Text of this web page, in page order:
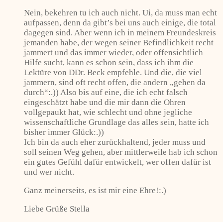
Nein, bekehren tu ich auch nicht. Ui, da muss man echt
aufpassen, denn da gibt’s bei uns auch einige, die total
dagegen sind. Aber wenn ich in meinem Freundeskreis
jemanden habe, der wegen seiner Befindlichkeit recht
jammert und das immer wieder, oder offensichtlich
Hilfe sucht, kann es schon sein, dass ich ihm die
Lektüre von DDr. Beck empfehle. Und die, die viel
jammern, sind oft recht offen, die andern „gehen da
durch“:.)) Also bis auf eine, die ich echt falsch
eingeschätzt habe und die mir dann die Ohren
vollgepaukt hat, wie schlecht und ohne jegliche
wissenschaftliche Grundlage das alles sein, hatte ich
bisher immer Glück:.))
Ich bin da auch eher zurückhaltend, jeder muss und
soll seinen Weg gehen, aber mittlerweile hab ich schon
ein gutes Gefühl dafür entwickelt, wer offen dafür ist
und wer nicht.
Ganz meinerseits, es ist mir eine Ehre!:.)
Liebe Grüße Stella